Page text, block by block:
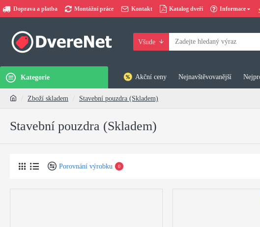
Doprava a platba Montážní práce Kontakt Katalog dveří Informace
Všude
Kategorie Akční ceny Nejnavštěvovanější
Zboží skladem Stavební pouzdra (Skladem)
Stavební pouzdra (Skladem)
Porovnání výrobku 0